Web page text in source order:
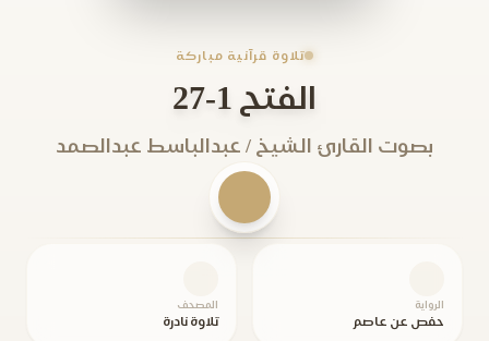
تلاوة قرآنية مباركة
الفتح 1-27
بصوت القارئ الشيخ / عبدالباسط عبدالصمد
الرواية
حفص عن عاصم
المصحف
تلاوة نادرة